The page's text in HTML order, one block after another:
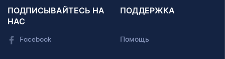
ПОДПИСЫВАЙТЕСЬ НА
НАС
Facebook
ПОДДЕРЖКА
Помощь